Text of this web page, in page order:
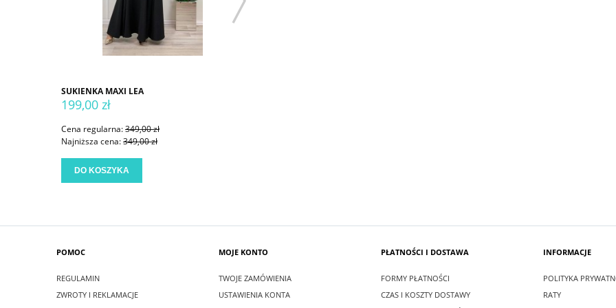
SUKIENKA MAXI LEA
199,00 zł
Cena regularna:349,00 zł
Najniższa cena:349,00 zł
DO KOSZYKA
POMOC
REGULAMIN
ZWROTY I REKLAMACJE
MOJE KONTO
TWOJE ZAMÓWIENIA
USTAWIENIA KONTA
PŁATNOŚCI I DOSTAWA
FORMY PŁATNOŚCI
CZAS I KOSZTY DOSTAWY
INFORMACJE
POLITYKA
RATY